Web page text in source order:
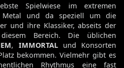
Spielwiese im extremen
Metal und da speziell um die
und ihre Klassiker, abseits der
Bereich. Die üblichen
, IMMORTALund Konsorten
bekommen. Vielmehr gibt es
Rhythmus eine fast